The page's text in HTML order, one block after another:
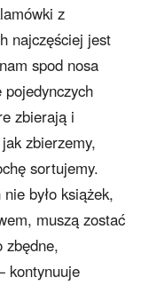
z
najczęściej jest
spod nosa
zbierają i
zbierzemy,
sortujemy.
było książek,
muszą zostać
zbędne,
kontynuuje